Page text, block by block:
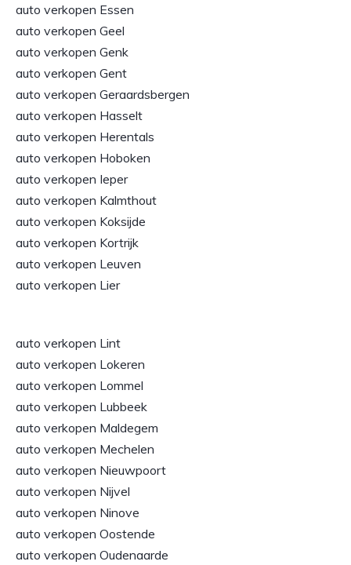
auto verkopen Essen
auto verkopen Geel
auto verkopen Genk
auto verkopen Gent
auto verkopen Geraardsbergen
auto verkopen Hasselt
auto verkopen Herentals
auto verkopen Hoboken
auto verkopen Ieper
auto verkopen Kalmthout
auto verkopen Koksijde
auto verkopen Kortrijk
auto verkopen Leuven
auto verkopen Lier
auto verkopen Lint
auto verkopen Lokeren
auto verkopen Lommel
auto verkopen Lubbeek
auto verkopen Maldegem
auto verkopen Mechelen
auto verkopen Nieuwpoort
auto verkopen Nijvel
auto verkopen Ninove
auto verkopen Oostende
auto verkopen Oudenaarde